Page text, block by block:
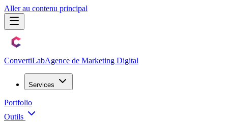
Aller au contenu principal
ConvertiLabAgence de Marketing Digital
Services
Portfolio
Outils